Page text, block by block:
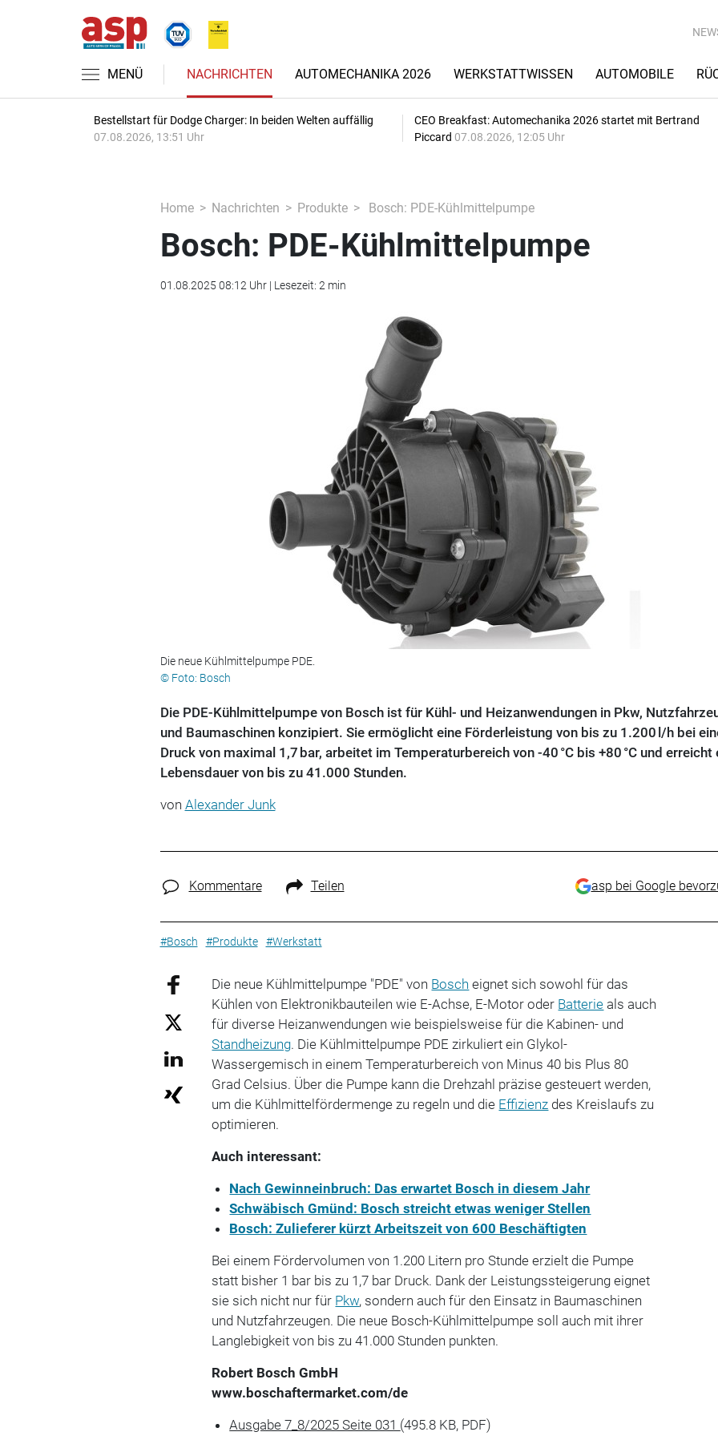
MENÜ NACHRICHTEN AUTOMECHANIKA 2026 WERKSTATTWISSEN AUTOMOBILE
Bestellstart für Dodge Charger: In beiden Welten auffällig
07.08.2026, 13:51 Uhr
CEO Breakfast: Automechanika 2026 startet mit Bertrand
Piccard 07.08.2026, 12:05 Uhr
Home Nachrichten Produkte Bosch: PDE-Kühlmittelpumpe
Bosch: PDE-Kühlmittelpumpe
01.08.2025 08:12 Uhr | Lesezeit: 2 min
Die neue Kühlmittelpumpe PDE.
© Foto: Bosch
Die PDE-Kühlmittelpumpe von Bosch ist für Kühl- und Heizanwendungen in Pkw,
und Baumaschinen konzipiert. Sie ermöglicht eine Förderleistung von bis zu 1.200 l/h bei
Druck von maximal 1,7 bar, arbeitet im Temperaturbereich von -40 °C bis +80 °C und erreicht
Lebensdauer von bis zu 41.000 Stunden.
von Alexander Junk
Kommentare Teilen asp bei Google
#Bosch #Produkte #Werkstatt
Die neue Kühlmittelpumpe "PDE" von Bosch eignet sich sowohl für das
Kühlen von Elektronikbauteilen wie E-Achse, E-Motor oder Batterie als auch
für diverse Heizanwendungen wie beispielsweise für die Kabinen- und
Standheizung. Die Kühlmittelpumpe PDE zirkuliert ein Glykol-
Wassergemisch in einem Temperaturbereich von Minus 40 bis Plus 80
Grad Celsius. Über die Pumpe kann die Drehzahl präzise gesteuert werden,
um die Kühlmittelfördermenge zu regeln und die Effizienz des Kreislaufs zu
optimieren.
Auch interessant:
Nach Gewinneinbruch: Das erwartet Bosch in diesem Jahr
Schwäbisch Gmünd: Bosch streicht etwas weniger Stellen
Bosch: Zulieferer kürzt Arbeitszeit von 600 Beschäftigten
Bei einem Fördervolumen von 1.200 Litern pro Stunde erzielt die Pumpe
statt bisher 1 bar bis zu 1,7 bar Druck. Dank der Leistungssteigerung eignet
sie sich nicht nur für Pkw, sondern auch für den Einsatz in Baumaschinen
und Nutzfahrzeugen. Die neue Bosch-Kühlmittelpumpe soll auch mit ihrer
Langlebigkeit von bis zu 41.000 Stunden punkten.
Robert Bosch GmbH
www.boschaftermarket.com/de
Ausgabe 7_8/2025 Seite 031 (495.8 KB, PDF)